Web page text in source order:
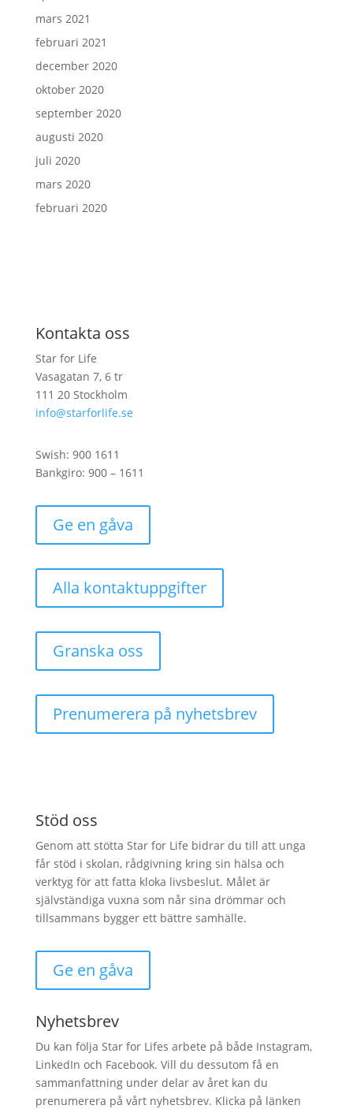
mars 2021
februari 2021
december 2020
oktober 2020
september 2020
augusti 2020
juli 2020
mars 2020
februari 2020
Kontakta oss
Star for Life
Vasagatan 7, 6 tr
111 20 Stockholm
info@starforlife.se
Swish: 900 1611
Bankgiro: 900 – 1611
Ge en gåva
Alla kontaktuppgifter
Granska oss
Prenumerera på nyhetsbrev
Stöd oss
Genom att stötta Star for Life bidrar du till att unga
får stöd i skolan, rådgivning kring sin hälsa och
verktyg för att fatta kloka livsbeslut. Målet är
självständiga vuxna som når sina drömmar och
tillsammans bygger ett bättre samhälle.
Ge en gåva
Nyhetsbrev
Du kan följa Star for Lifes arbete på både Instagram,
LinkedIn och Facebook. Vill du dessutom få en
sammanfattning under delar av året kan du
prenumerera på vårt nyhetsbrev. Klicka på länken